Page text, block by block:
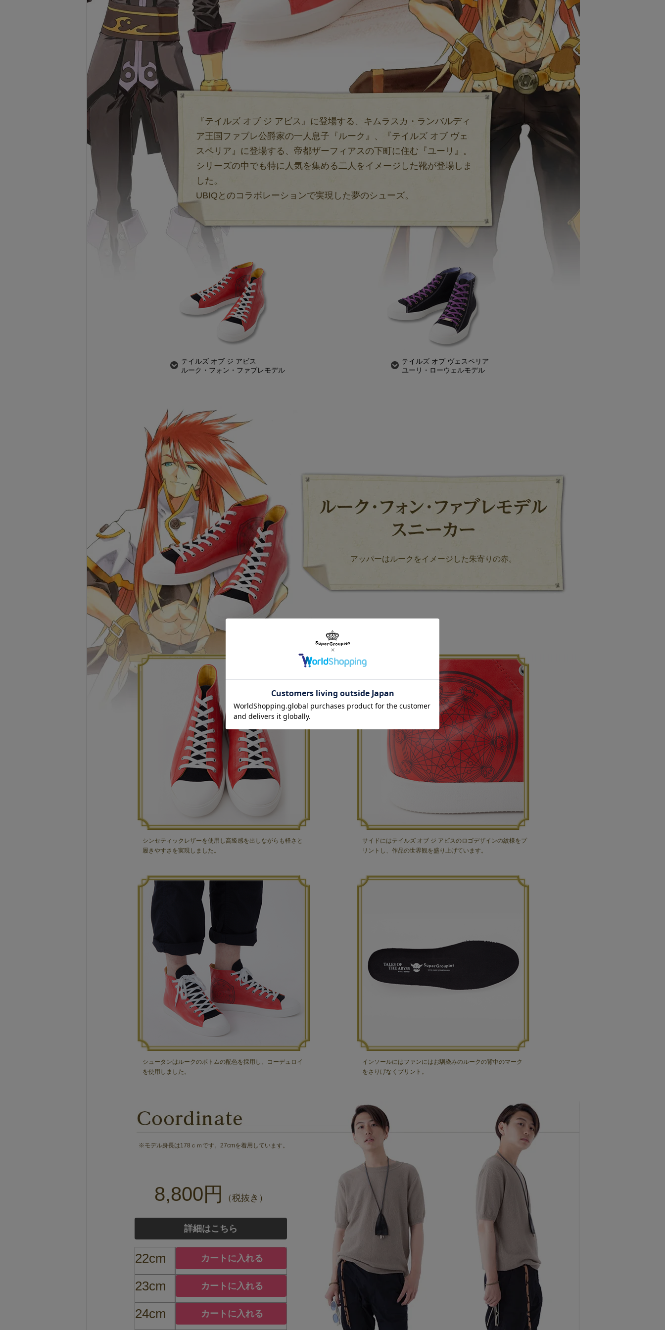
『テイルズ オブ ジ アビス』に登場する、キムラスカ・ランバルディ
ア王国ファブレ公爵家の一人息子『ルーク』、『テイルズ オブ ヴェ
スペリア』に登場する、帝都ザーフィアスの下町に住む『ユーリ』。
シリーズの中でも特に人気を集める二人をイメージした靴が登場しま
した。
UBIQとのコラボレーションで実現した夢のシューズ。
テイルズ オブ ジ アビス
ルーク・フォン・ファブレモデル
テイルズ オブ ヴェスペリア
ユーリ・ローウェルモデル
アッパーはルークをイメージした朱寄りの赤。
シンセティックレザーを使用し高級感を出しながらも軽さと
履きやすさを実現しました。
サイドにはテイルズ オブ ジ アビスのロゴデザインの紋様をプ
リントし、作品の世界観を盛り上げています。
シュータンはルークのボトムの配色を採用し、コーデュロイ
を使用しました。
インソールにはファンにはお馴染みのルークの背中のマーク
をさりげなくプリント。
※モデル身長は178ｃｍです。27cmを着用しています。
8,800円 （税抜き）
詳細はこちら
22cm カートに入れる
23cm カートに入れる
24cm カートに入れる